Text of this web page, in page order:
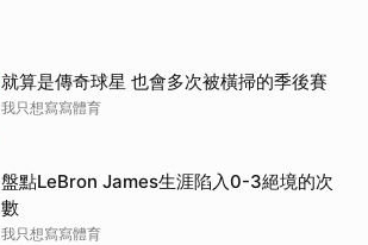
就算是傳奇球星 也會多次被橫掃的季後賽
我只想寫寫體育
盤點LeBron James生涯陷入0-3絕境的次
數
我只想寫寫體育